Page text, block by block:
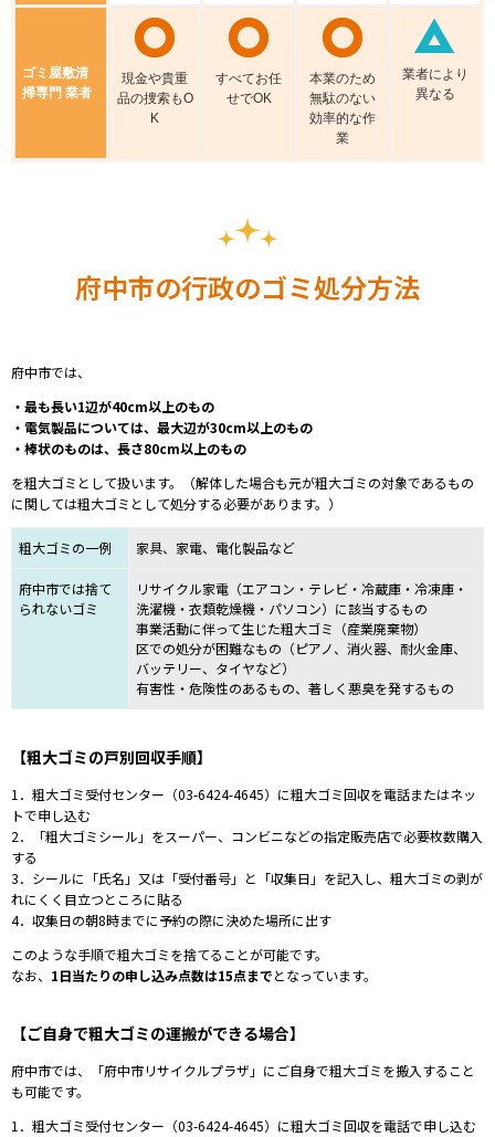
ゴミ屋敷清
掃専門 業者
現⾦や貴重
品の捜索もO
K
すべてお任
せでOK
本業のため
無駄のない
効率的な作
業
業者により
異なる
府中市の行政のゴミ処分方法
府中市では、
・最も長い1辺が40cm以上のもの
・電気製品については、最大辺が30cm以上のもの
・棒状のものは、長さ80cm以上のもの
を粗大ゴミとして扱います。（解体した場合も元が粗大ゴミの対象であるもの
に関しては粗大ゴミとして処分する必要があります。）
粗大ゴミの一例 家具、家電、電化製品など
府中市では捨て
られないゴミ
リサイクル家電（エアコン・テレビ・冷蔵庫・冷凍庫・
洗濯機・衣類乾燥機・パソコン）に該当するもの
事業活動に伴って生じた粗大ゴミ（産業廃棄物）
区での処分が困難なもの（ピアノ、消火器、耐火金庫、
バッテリー、タイヤなど）
有害性・危険性のあるもの、著しく悪臭を発するもの
【粗大ゴミの戸別回収手順】
1．粗大ゴミ受付センター（03-6424-4645）に粗大ゴミ回収を電話またはネッ
トで申し込む
2．「粗大ゴミシール 」をスーパー、コンビニなどの指定販売店で必要枚数購入
する
3．シールに「氏名」又は「受付番号」と「収集日」を記入し、 粗大ゴミの剥が
れにくく目立つところに貼る
4．収集日の朝8時までに予約の際に決めた場所に出す
このような手順で粗大ゴミを捨てることが可能です。
なお、 1日当たりの申し込み点数は15点までとなっています。
【ご自身で粗大ゴミの運搬ができる場合】
府中市では、 「府中市リサイクルプラザ」に ご自身で粗大ゴミを搬入すること
も可能です。
1．粗大ゴミ受付センター（03-6424-4645） に粗大ゴミ回収を電話で申し込む